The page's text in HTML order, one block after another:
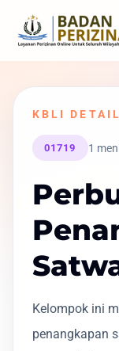
KBLI DETAIL
01719 1
Kelompok ini
penangkapan